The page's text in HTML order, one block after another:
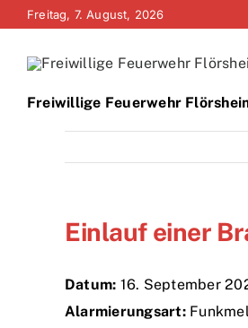
Zum
springen
Freitag, 7. August, 2026
Freiwillige Feuerwehr
Einlauf einer
Datum: 16. September
Alarmierungsart: